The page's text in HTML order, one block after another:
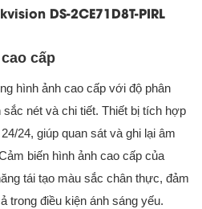
DS-2CE71D8T-PIRL
cấp
hình ảnh cao cấp với độ phân
nét và chi tiết. Thiết bị tích hợp
24, giúp quan sát và ghi lại âm
biến hình ảnh cao cấp của
tái tạo màu sắc chân thực, đảm
trong điều kiện ánh sáng yếu.